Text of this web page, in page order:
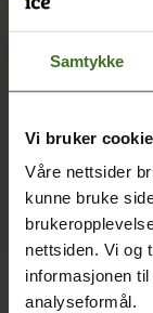
Samtykke
Vi bruker
Våre nettsider
kunne bruke
nettsiden. Vi og
informasjonen
analyseformål.
Vi sier
Ditt gamle